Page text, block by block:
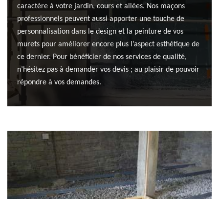
caractère à votre jardin, cours et allées. Nos maçons
professionnels peuvent aussi apporter une touche de
personnalisation dans le design et la peinture de vos
murets pour améliorer encore plus l’aspect esthétique de
ce dernier. Pour bénéficier de nos services de qualité,
n’hésitez pas à demander vos devis ; au plaisir de pouvoir
répondre à vos demandes.